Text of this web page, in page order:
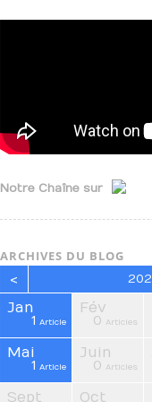
Notre Chaîne sur
ARCHIVES DU BLOG
<
Jan
1 Article
Fév
0 Articles
Mai
1 Article
Juin
0 Articles
Sept Oct